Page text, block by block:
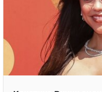
самой обсуждаемой
Сериал возглавил топ
мировую славу
7 ДЕКАБРЯ 2022 В 02:01